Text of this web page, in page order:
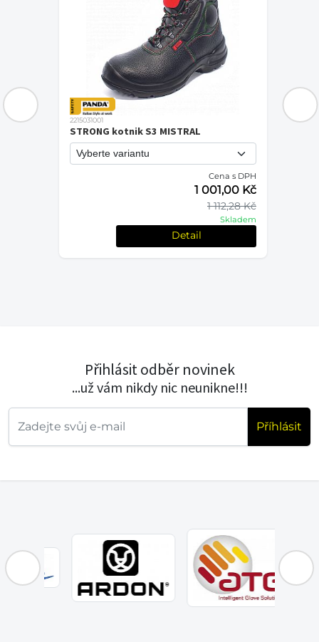
2215031001
STRONG kotnik S3 MISTRAL
Cena s DPH
1 112,28 Kč
1 001,00 Kč
Skladem
Detail
Přihlásit odběr novinek
...už vám nikdy nic neunikne!!!
Příhlásit